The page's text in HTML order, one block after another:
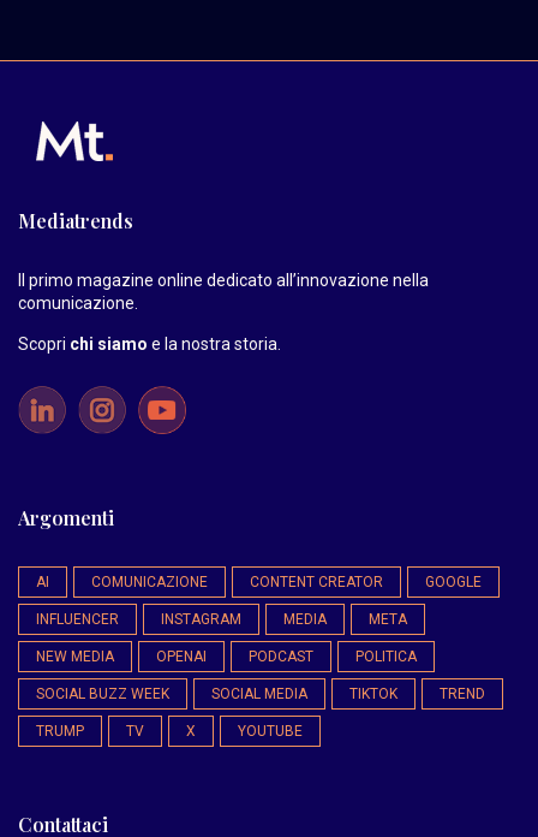
Mediatrends
Il primo magazine online dedicato all’innovazione nella
comunicazione.
Scopri chi siamo e la nostra storia
Argomenti
AI COMUNICAZIONE CONTENT CREATOR GOOGLE
INFLUENCER INSTAGRAM MEDIA META
NEW MEDIA OPENAI PODCAST POLITICA
SOCIAL BUZZ WEEK SOCIAL MEDIA TIKTOK TREND
TRUMP TV X YOUTUBE
Contattaci